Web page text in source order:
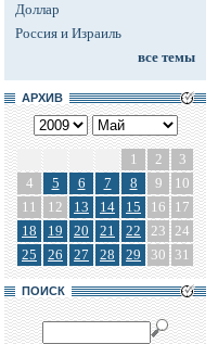
Доллар
Россия и Израиль
все темы
АРХИВ
1 2
3
4
5 6 7 8 9
10
11
12 13 14 15 16
17
18
19 20 21 22 23 24
25
26 27 28 29 30 31
ПОИСК